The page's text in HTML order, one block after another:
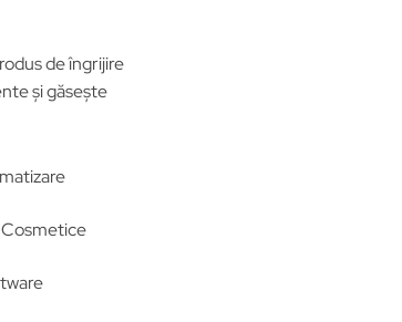
de îngrijire
și găsește
Cosmetice